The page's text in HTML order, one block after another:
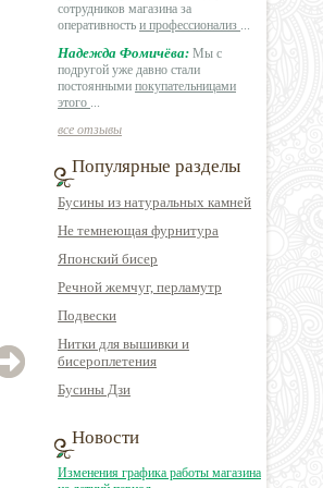
натурального камня
розовый кварц
(мадагаскарский)
сотрудников магазина за
оперативность и профессионализ ...
Надежда Фомичёва: Мы с
подругой уже давно стали
постоянными покупательницами
этого ...
все отзывы
Популярные разделы
Бусины из натуральных камней
Не темнеющая фурнитура
Японский бисер
Речной жемчуг, перламутр
Подвески
Нитки для вышивки и
бисероплетения
Бусины Дзи
Новости
Изменения графика работы магазина